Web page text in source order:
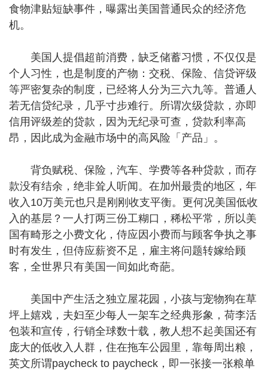
食物津贴短缺事件，曝露出美国普通民众的经济危
机。
美国人提倡超前消费，缺乏储蓄习惯，不仅仅是
个人习性，也是制度的产物：交税、保险、信贷评级
等严密复杂的制度，已经将人分为三六九等。普通人
若无信贷纪录，几乎寸步难行。所谓次级贷款，亦即
信用评级差的贷款，因为无纪录可查，贷款利率高
昂，因此成为金融市场中的高风险「产品」。
背负赋税、保险，汽车、学费等各种贷款，而存
款没有结余，绝非耸人听闻。在加州最贵的地区，年
收入10万美元也只是刚刚收支平衡。更何况美国低收
入的基层？一人打两三份工糊口，稀松平常，所以美
国有畸形之小费文化，侍应因小费而与顾客争执之事
时有发生，但侍应薪资不足，雇主将问题转嫁给顾
客，全世界只有美国一间如此奇葩。
美国中产生活之独立屋花园，小孩与宠物狗在草
坪上嬉戏，夫妇至少每人一架车之经典形象，荷李活
包装和宣传，行销全球数十载，教人想不起美国还有
庞大的低收入人群，住在拖车公园里，靠每周出粮，
英文所谓paycheck to paycheck，即一张接一张粮单